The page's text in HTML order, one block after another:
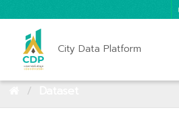
City Data Platform